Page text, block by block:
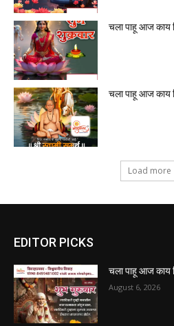
चला पाहू आज काय
चला पाहू आज काय
Load more
EDITOR PICKS
चला पाहू आज काय
August 6, 2026